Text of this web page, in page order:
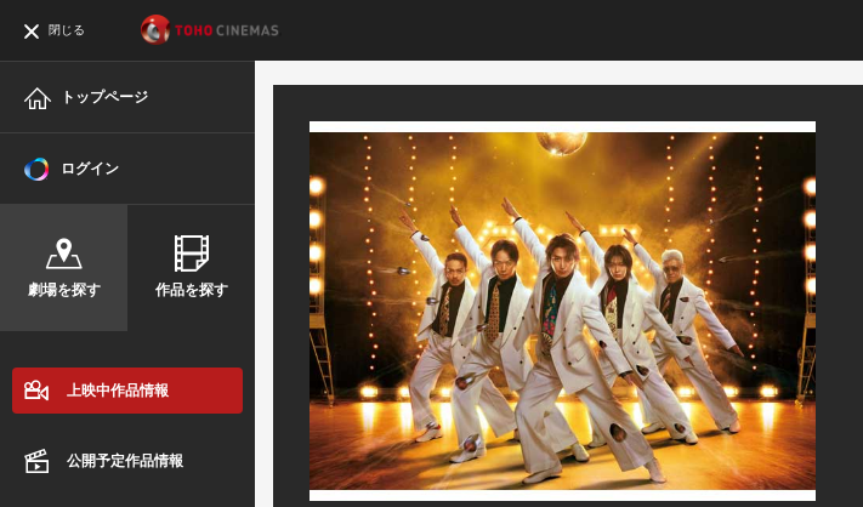
閉じる
トップページ
ログイン
劇場を探す 作品を探す
上映中作品情報
公開予定作品情報